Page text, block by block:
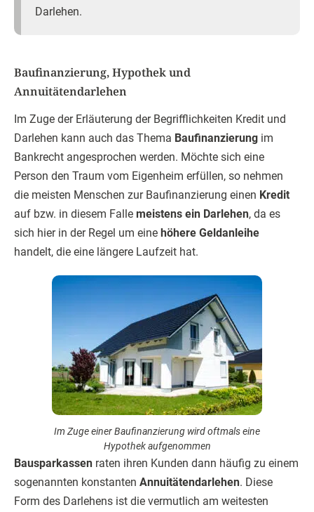
Darlehen.
Baufinanzierung, Hypothek und
Annuitätendarlehen
Im Zuge der Erläuterung der Begrifflichkeiten Kredit und
Darlehen kann auch das Thema Baufinanzierung im
Bankrecht angesprochen werden. Möchte sich eine
Person den Traum vom Eigenheim erfüllen, so nehmen
die meisten Menschen zur Baufinanzierung einen Kredit
auf bzw. in diesem Falle meistens ein Darlehen, da es
sich hier in der Regel um eine höhere Geldanleihe
handelt, die eine längere Laufzeit hat.
Im Zuge einer Baufinanzierung wird oftmals eine
Hypothek aufgenommen
Bausparkassen raten ihren Kunden dann häufig zu einem
sogenannten konstanten Annuitätendarlehen. Diese
Form des Darlehens ist die vermutlich am weitesten